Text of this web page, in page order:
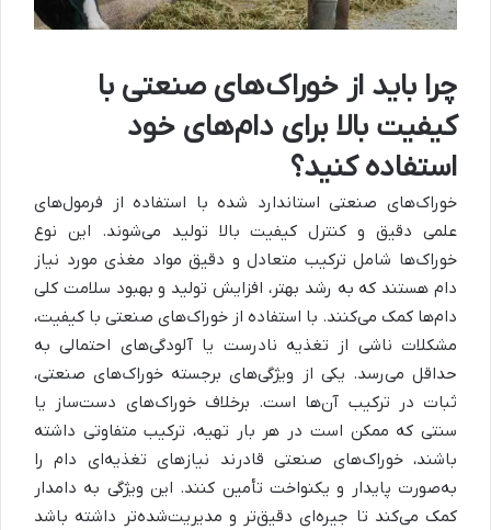
چرا باید از خوراک‌های صنعتی با
کیفیت بالا برای دام‌های خود
استفاده کنید؟
خوراک‌های صنعتی استاندارد شده با استفاده از فرمول‌های
علمی دقیق و کنترل کیفیت بالا تولید می‌شوند. این نوع
خوراک‌ها شامل ترکیب متعادل و دقیق مواد مغذی مورد نیاز
دام هستند که به رشد بهتر، افزایش تولید و بهبود سلامت کلی
دام‌ها کمک می‌کنند. با استفاده از خوراک‌های صنعتی با کیفیت،
مشکلات ناشی از تغذیه نادرست یا آلودگی‌های احتمالی به
حداقل می‌رسد. یکی از ویژگی‌های برجسته خوراک‌های صنعتی،
ثبات در ترکیب آن‌ها است. برخلاف خوراک‌های دست‌ساز یا
سنتی که ممکن است در هر بار تهیه، ترکیب متفاوتی داشته
باشند، خوراک‌های صنعتی قادرند نیازهای تغذیه‌ای دام را
به‌صورت پایدار و یکنواخت تأمین کنند. این ویژگی به دامدار
کمک می‌کند تا جیره‌ای دقیق‌تر و مدیریت‌شده‌تر داشته باشد